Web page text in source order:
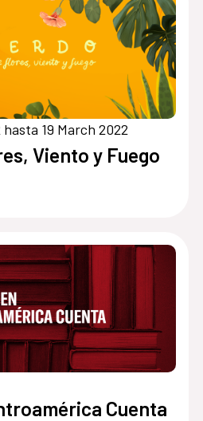
19 March 2022
Viento y Fuego
Cuenta